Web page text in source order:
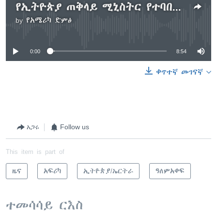
የኢትዮጵያ ጠቅላይ ሚኒስትር የተባበሩት መንግስታት ሰባኛ ጉባኤ ንግግር 8'54"
by የአሜሪካ ድምፅ
No media source currently available
0:00 8:54
ቀጥተኛ መገናኛ
አጋሩ Follow us
This item is part of
ዜና አፍሪካ ኢትዮጵያ/ኤርትራ ዓለምአቀፍ
ተመሳሳይ ርእስ